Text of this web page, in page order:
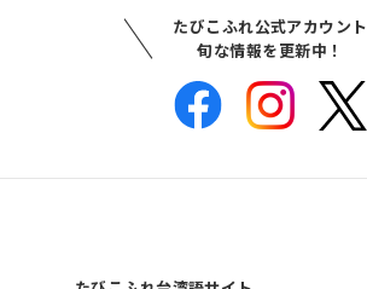
たびこふれ公式アカウント
旬な情報を更新中！